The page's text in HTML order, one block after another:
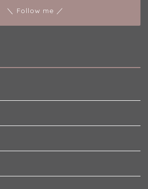
＼ Follow me ／